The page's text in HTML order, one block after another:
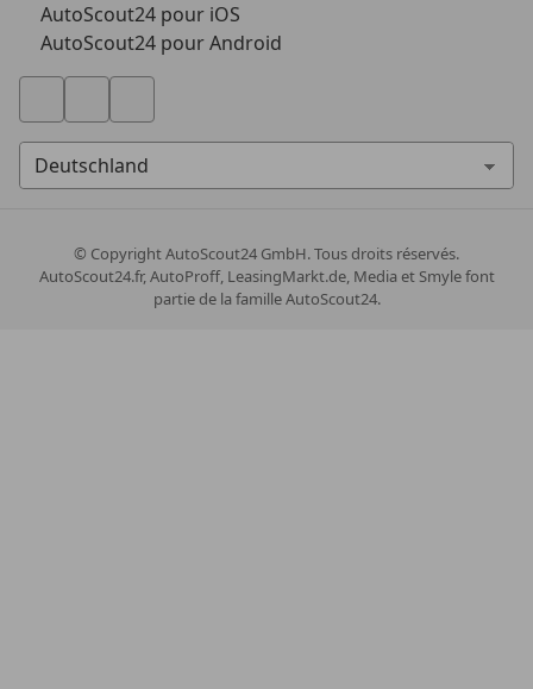
AutoScout24 pour iOS
AutoScout24 pour Android
© CopyrightAutoScout24 GmbH. Tous droits réservés.
AutoScout24.fr, AutoProff, LeasingMarkt.de, Media et Smyle font
partie de la famille AutoScout24.